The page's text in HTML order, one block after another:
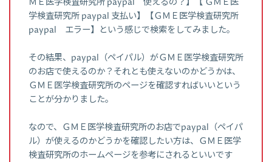
学検査研究所 paypal 支払い】【ＧＭＥ医学検査研究所
paypal エラー】という感じで検索をしてみました。
その結果、paypal（ペイパル）がＧＭＥ医学検査研究所
のお店で使えるのか？それとも使えないのかどうかは、
ＧＭＥ医学検査研究所のページを確認すればいいという
ことが分かりました。
なので、ＧＭＥ医学検査研究所のお店でpaypal（ペイパ
ル）が使えるのかどうかを確認したい方は、ＧＭＥ医学
検査研究所のホームページを参考にされるといいです